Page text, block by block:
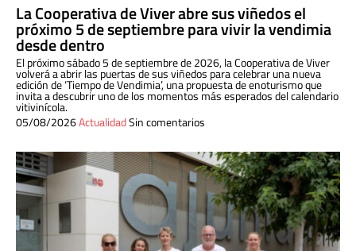
La Cooperativa de Viver abre sus viñedos el
próximo 5 de septiembre para vivir la vendimia
desde dentro
El próximo sábado 5 de septiembre de 2026, la Cooperativa de Viver
volverá a abrir las puertas de sus viñedos para celebrar una nueva
edición de ‘Tiempo de Vendimia’, una propuesta de enoturismo que
invita a descubrir uno de los momentos más esperados del calendario
vitivinícola.
05/08/2026ActualidadSin comentarios